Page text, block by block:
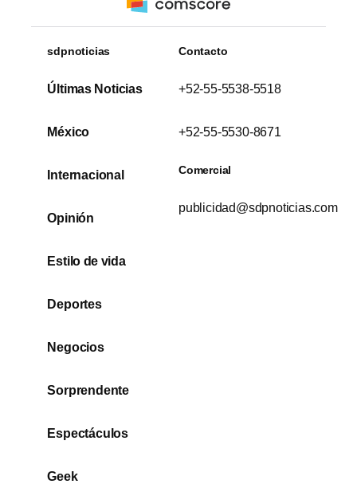
sdpnoticias
Últimas Noticias
México
Internacional
Opinión
Estilo de vida
Deportes
Negocios
Sorprendente
Espectáculos
Geek
Contacto
+52-55-5538-5518
+52-55-5530-8671
Comercial
publicidad@sdpnoticias.com